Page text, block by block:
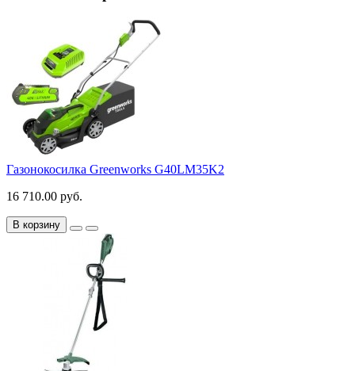
Газонокосилка Greenworks G40LM35K2
16 710.00 руб.
В корзину